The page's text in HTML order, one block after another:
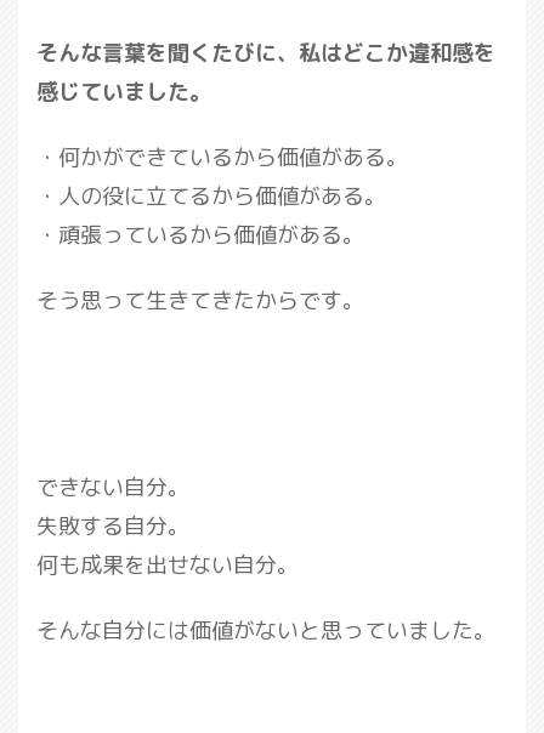
そんな言葉を聞くたびに、私はどこか違和感を
感じていました。
・何かができているから価値がある。
・人の役に立てるから価値がある。
・頑張っているから価値がある。
そう思って生きてきたからです。
できない自分。
失敗する自分。
何も成果を出せない自分。
そんな自分には価値がないと思っていました。